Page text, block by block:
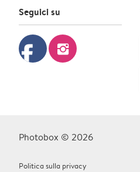
Seguici su
facebook instagram
Photobox © 2026
Politica sulla privacy